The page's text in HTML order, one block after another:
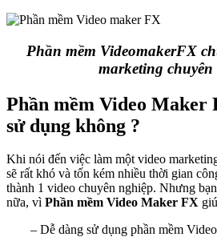
Phần mềm VideomakerFX
marketing chuyên
Phần mềm Video Maker
sử dụng không ?
Khi nói đến việc làm một video
sẽ rất khó và tốn kém nhiều thời gian
thành 1 video chuyên nghiệp. Nhưng
nữa, vì Phần mềm Video Maker FX
– Dễ dàng sử dụng phần mềm